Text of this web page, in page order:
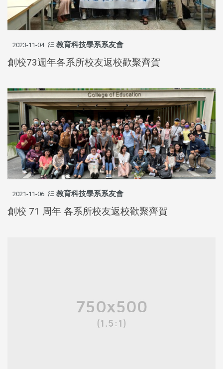
2023-11-04 教育科技學系系友會
創校73週年各系所校友返校歡聚齊賀
2021-11-06 教育科技學系系友會
創校 71 周年 各系所校友返校歡聚齊賀